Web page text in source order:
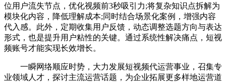
位用户流失节点，优化视频前3秒吸引力;将复杂知识点拆解为
模块化内容，降低理解成本;同时结合场景化案例，增强内容
代入感。此外，定期收集用户反馈，动态调整选题方向与表达
形式，也是提升用户粘性的关键。通过系统性解决痛点，短视
频账号才能实现长效增长。
一瞬网络顺应时势，大力发展短视频代运营事业，召集专
业领域人才，探讨主流运营话题，为企业拓展更多样地运营道